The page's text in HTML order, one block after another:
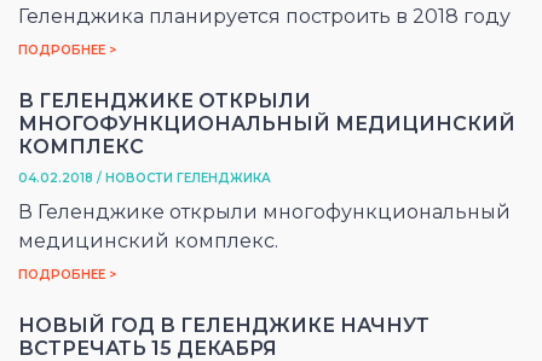
Геленджика планируется построить в 2018 году
ПОДРОБНЕЕ >
В ГЕЛЕНДЖИКЕ ОТКРЫЛИ
МНОГОФУНКЦИОНАЛЬНЫЙ МЕДИЦИНСКИЙ
КОМПЛЕКС
04.02.2018 / НОВОСТИ ГЕЛЕНДЖИКА
В Геленджике открыли многофункциональный
медицинский комплекс.
ПОДРОБНЕЕ >
НОВЫЙ ГОД В ГЕЛЕНДЖИКЕ НАЧНУТ
ВСТРЕЧАТЬ 15 ДЕКАБРЯ